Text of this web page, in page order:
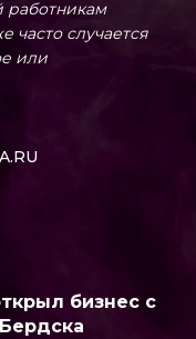
работникам
часто случается
или
бизнес с